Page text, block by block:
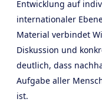
Entwicklung auf
internationaler
Material verbindet
Diskussion und
deutlich, dass
Aufgabe aller
ist.